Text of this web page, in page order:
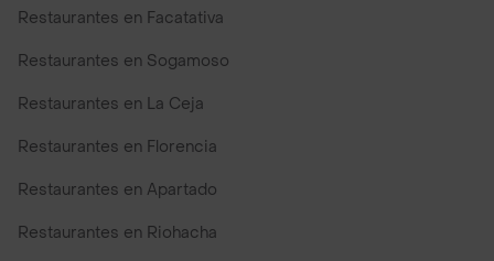
Restaurantes en Facatativa
Restaurantes en Sogamoso
Restaurantes en La Ceja
Restaurantes en Florencia
Restaurantes en Apartado
Restaurantes en Riohacha